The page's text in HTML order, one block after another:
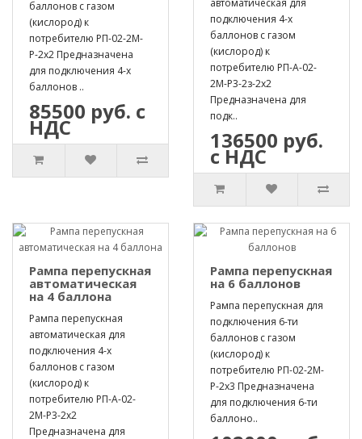
баллонов с газом
(кислород) к
потребителю РП-02-2М-
Р-2х2 Предназначена
для подключения 4-х
баллонов ..
85500 руб. с
НДС
автоматическая для
подключения 4-х
баллонов с газом
(кислород) к
потребителю РП-А-02-
2М-Р3-2з-2х2
Предназначена для
подк..
136500 руб.
с НДС
Рампа перепускная
автоматическая
на 4 баллона
Рампа перепускная
автоматическая для
подключения 4-х
баллонов с газом
(кислород) к
потребителю РП-А-02-
2М-Р3-2х2
Предназначена для
Рампа перепускная
на 6 баллонов
Рампа перепускная для
подключения 6-ти
баллонов с газом
(кислород) к
потребителю РП-02-2М-
Р-2х3 Предназначена
для подключения 6-ти
баллоно..